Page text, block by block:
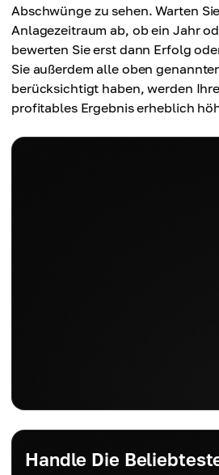
Abschwünge zu sehen. Warten
Anlagezeitraum ab, ob ein Jahr
bewerten Sie erst dann Erfolg
Sie außerdem alle oben
berücksichtigt haben, werden
profitables Ergebnis erheblich
Handle Die